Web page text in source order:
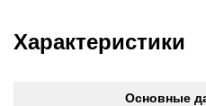
Характеристики
Основные